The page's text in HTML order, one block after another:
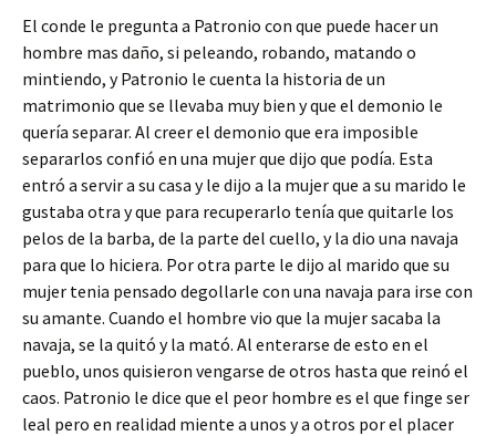
El conde le pregunta a Patronio con que puede hacer un
hombre mas daño, si peleando, robando, matando o
mintiendo, y Patronio le cuenta la historia de un
matrimonio que se llevaba muy bien y que el demonio le
quería separar. Al creer el demonio que era imposible
separarlos confió en una mujer que dijo que podía. Esta
entró a servir a su casa y le dijo a la mujer que a su marido le
gustaba otra y que para recuperarlo tenía que quitarle los
pelos de la barba, de la parte del cuello, y la dio una navaja
para que lo hiciera. Por otra parte le dijo al marido que su
mujer tenia pensado degollarle con una navaja para irse con
su amante. Cuando el hombre vio que la mujer sacaba la
navaja, se la quitó y la mató. Al enterarse de esto en el
pueblo, unos quisieron vengarse de otros hasta que reinó el
caos. Patronio le dice que el peor hombre es el que finge ser
leal pero en realidad miente a unos y a otros por el placer